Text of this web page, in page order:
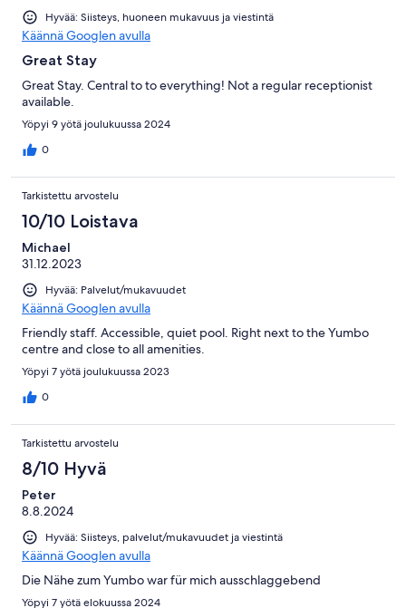
Hyvää: Siisteys, huoneen mukavuus ja viestintä
Käännä Googlen avulla
Great Stay
Great Stay. Central to to everything! Not a regular receptionist
available.
Yöpyi 9 yötä joulukuussa 2024
0
Tarkistettu arvostelu
10/10 Loistava
Michael
31.12.2023
Hyvää: Palvelut/mukavuudet
Käännä Googlen avulla
Friendly staff. Accessible, quiet pool. Right next to the Yumbo
centre and close to all amenities.
Yöpyi 7 yötä joulukuussa 2023
0
Tarkistettu arvostelu
8/10 Hyvä
Peter
8.8.2024
Hyvää: Siisteys, palvelut/mukavuudet ja viestintä
Käännä Googlen avulla
Die Nähe zum Yumbo war für mich ausschlaggebend
Yöpyi 7 yötä elokuussa 2024